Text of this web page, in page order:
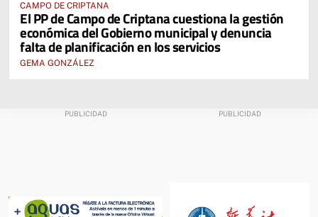
CAMPO DE CRIPTANA
El PP de Campo de Criptana cuestiona la gestión
económica del Gobierno municipal y denuncia
falta de planificación en los servicios
GEMA GONZÁLEZ